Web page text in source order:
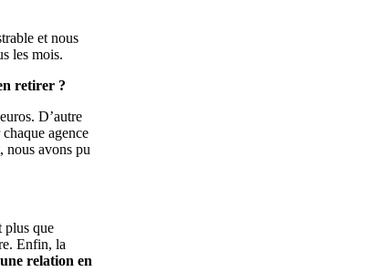
et nous
les mois.
retirer ?
D’autre
agence
nous avons pu
plus que
Enfin, la
une relation en